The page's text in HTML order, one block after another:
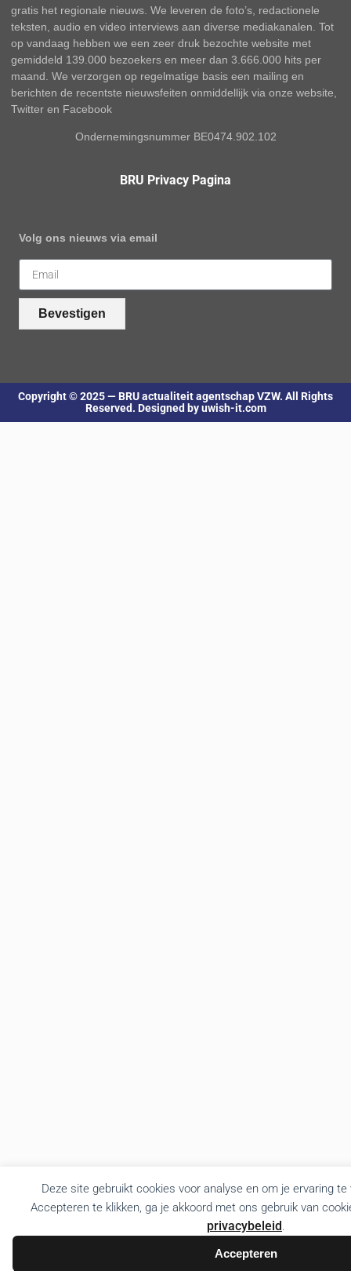
Deze site gebruikt cookies voor analyse en om je ervaring
Accepteren te klikken, ga je akkoord met ons gebruik van
privacybeleid.
Accepteren
gratis het regionale nieuws. We leveren de foto’s, redactionele
teksten, audio en video interviews aan diverse mediakanalen. Tot
op vandaag hebben we een zeer druk bezochte website met
gemiddeld 139.000 bezoekers en meer dan 3.666.000 hits per
maand. We verzorgen op regelmatige basis een mailing en
berichten de recentste nieuwsfeiten onmiddellijk via onze website,
Twitter en Facebook
Ondernemingsnummer BE0474.902.102
BRU Privacy Pagina
Volg ons nieuws via email
Bevestigen
Copyright © 2025 — BRU actualiteit agentschap VZW. All Rights
Reserved. Designed by uwish-it.com